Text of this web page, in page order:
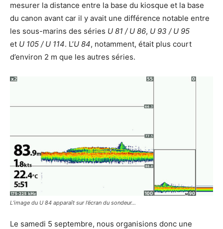
mesurer la distance entre la base du kiosque et la base
du canon avant car il y avait une différence notable entre
les sous-marins des séries U 81 / U 86, U 93 / U 95
et U 105 / U 114. L’U 84, notamment, était plus court
d’environ 2 m que les autres séries.
L’image du U 84 apparaît sur l’écran du sondeur…
Le samedi 5 septembre, nous organisions donc une